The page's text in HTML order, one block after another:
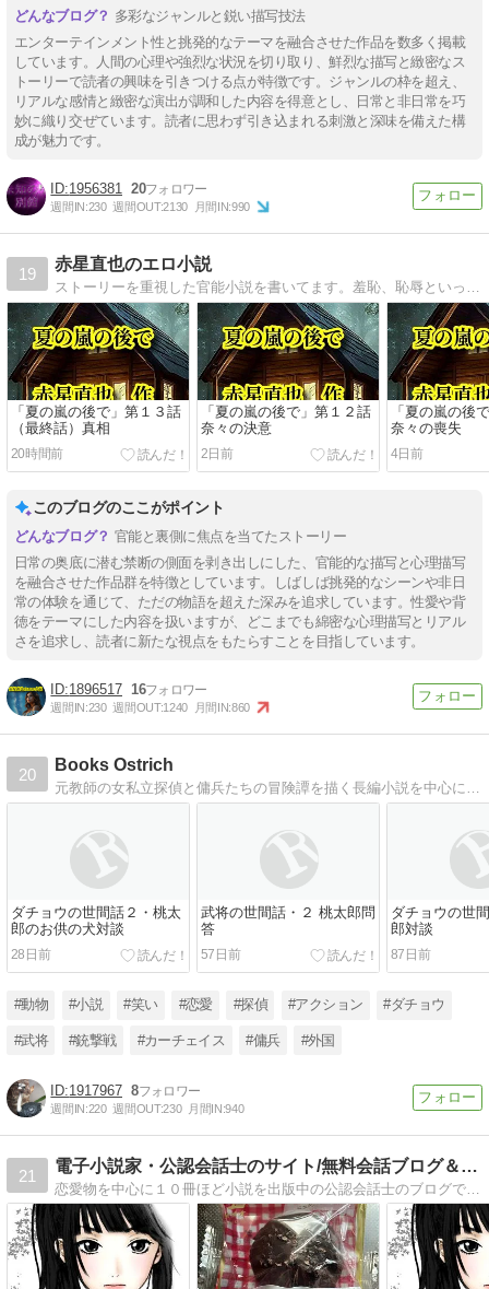
多彩なジャンルと鋭い描写技法
エンターテインメント性と挑発的なテーマを融合させた作品を数多く掲載
しています。人間の心理や強烈な状況を切り取り、鮮烈な描写と緻密なス
トーリーで読者の興味を引きつける点が特徴です。ジャンルの枠を超え、
リアルな感情と緻密な演出が調和した内容を得意とし、日常と非日常を巧
妙に織り交ぜています。読者に思わず引き込まれる刺激と深味を備えた構
成が魅力です。
1956381 20
週間IN:230 週間OUT:2130 月間IN:990
19
赤星直也のエロ小説
ストーリーを重視した官能小説を書いてます。羞恥、恥辱といったシーンがありますから、ご注意願います。
「夏の嵐の後で」第１３話
（最終話）真相
20時間前
「夏の嵐の後で」第１２話
奈々の決意
2日前
「夏の嵐の後
奈々の喪失
4日前
このブログのここがポイント
官能と裏側に焦点を当てたストーリー
日常の奥底に潜む禁断の側面を剥き出しにした、官能的な描写と心理描写
を融合させた作品群を特徴としています。しばしば挑発的なシーンや非日
常の体験を通じて、ただの物語を超えた深みを追求しています。性愛や背
徳をテーマにした内容を扱いますが、どこまでも綿密な心理描写とリアル
さを追求し、読者に新たな視点をもたらすことを目指しています。
1896517 16
週間IN:230 週間OUT:1240 月間IN:860
20
Books Ostrich
ダチョウの世間話２・桃太
郎のお供の犬対談
28日前
武将の世間話・２ 桃太郎問
答
57日前
ダチョウの世
郎対談
87日前
#動物 #小説 #笑い #恋愛 #探偵 #アクション #ダチョウ
#武将 #銃撃戦 #カーチェイス #傭兵 #外国
1917967 8
週間IN:220 週間OUT:230 月間IN:940
21
電子小説家・公認会話士のサイト/無料会話ブログ＆恋愛小説
恋愛物を中心に１０冊ほど小説を出版中の公認会話士のブログです。無料恋愛小説を特別公開中！時事ネタ・毒舌満載の【会話ブログ】も毎日連載中です。